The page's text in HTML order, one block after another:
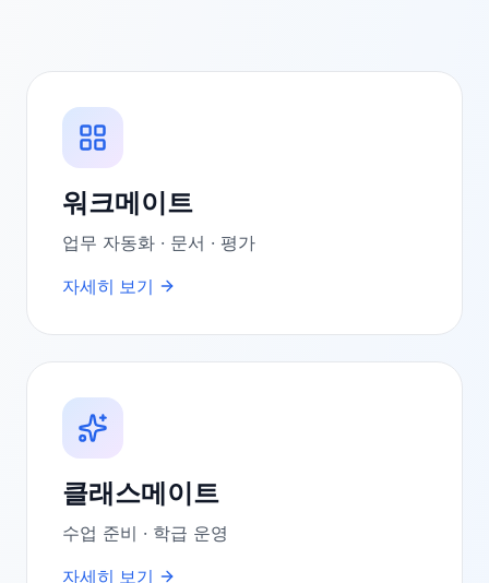
워크메이트
업무 자동화 · 문서 · 평가
자세히 보기
클래스메이트
수업 준비 · 학급 운영
자세히 보기